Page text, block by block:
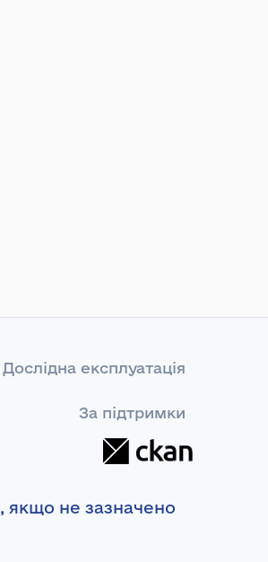
Дослідна експлуатація
За підтримки
, якщо не зазначено